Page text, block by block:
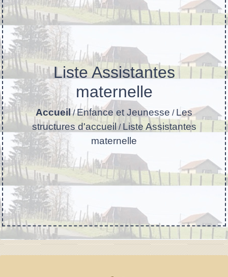
Liste Assistantes
maternelle
Accueil/Enfance et Jeunesse / Les
structures d'accueil/Liste Assistantes
maternelle